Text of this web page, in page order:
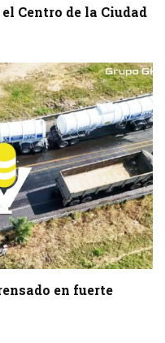
Centro de la Ciudad
en fuerte